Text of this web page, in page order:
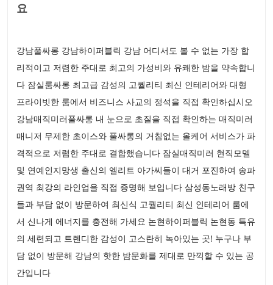
요
강남풀싸롱 강남하이퍼블릭 강남 어디서도 볼 수 없는 가장 합
리적이고 저렴한 주대로 최고의 가성비와 유쾌한 밤을 약속합니
다 잠실룸싸롱 최고급 감성의 고퀄리티 최신 인테리어와 대형
프라이빗한 룸에서 비즈니스 사교의 정석을 직접 확인하십시오
강남매직미러풀싸롱 내 눈으로 초질을 직접 확인하는 매직미러
매니저 무제한 초이스와 풀싸롱의 거침없는 올케어 서비스가 파
격적으로 저렴한 주대로 결합했습니다 잠실매직미러 현직모델
및 연예인지망생 출신의 엘리트 아가씨들이 대거 포진하여 송파
권역 최강의 라인업을 직접 증명해 보입니다 삼성동노래방 친구
들과 부담 없이 방문하여 최신식 고퀄리티 최신 인테리어 룸에
서 신나게 에너지를 충전해 가세요 논현하이퍼블릭 논현동 특유
의 세련되고 트렌디한 감성이 고스란히 녹아있는 곳! 누구나 부
담 없이 방문해 강남의 핫한 밤문화를 제대로 만끽할 수 있는 공
간입니다